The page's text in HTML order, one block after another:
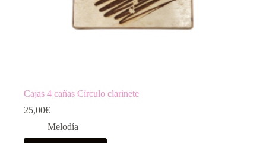
Cajas 4 cañas Círculo clarinete
25,00€
Melodía